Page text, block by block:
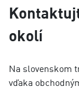
okolí
Na slovenskom
vďaka